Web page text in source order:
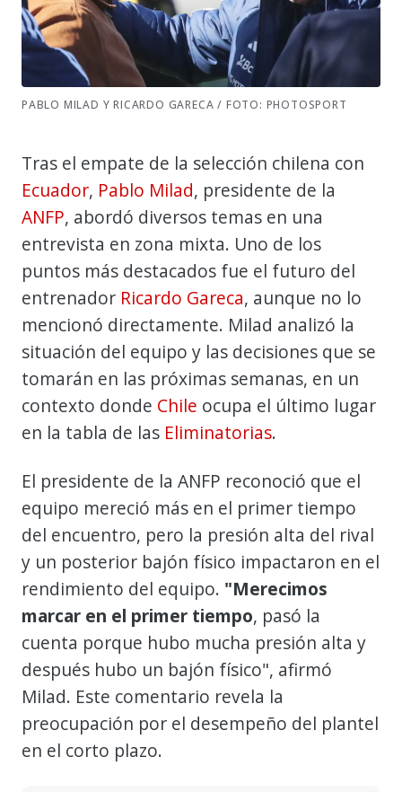
PABLO MILAD Y RICARDO GARECA / FOTO: PHOTOSPORT
Tras el empate de la selección chilena con
Ecuador, Pablo Milad, presidente de la
ANFP, abordó diversos temas en una
entrevista en zona mixta. Uno de los
puntos más destacados fue el futuro del
entrenador Ricardo Gareca, aunque no lo
mencionó directamente. Milad analizó la
situación del equipo y las decisiones que se
tomarán en las próximas semanas, en un
contexto donde Chile ocupa el último lugar
en la tabla de las Eliminatorias.
El presidente de la ANFP reconoció que el
equipo mereció más en el primer tiempo
del encuentro, pero la presión alta del rival
y un posterior bajón físico impactaron en el
rendimiento del equipo. "Merecimos
marcar en el primer tiempo, pasó la
cuenta porque hubo mucha presión alta y
después hubo un bajón físico", afirmó
Milad. Este comentario revela la
preocupación por el desempeño del plantel
en el corto plazo.